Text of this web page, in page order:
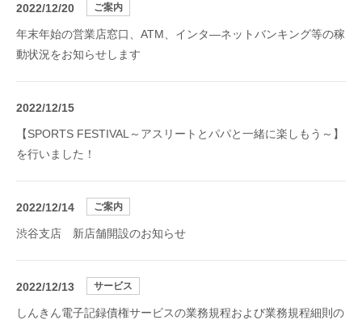
2022/12/20 ご案内
年末年始の営業店窓口、ATM、インタ―ネットバンキング等の稼
動状況をお知らせします
2022/12/15
【SPORTS FESTIVAL～アスリートとパパと一緒に楽しもう～】
を行いました！
2022/12/14 ご案内
渋谷支店 新店舗開設のお知らせ
2022/12/13 サービス
しんきん電子記録債権サービスの業務規程および業務規程細則の